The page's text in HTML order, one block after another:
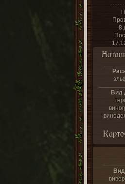
8
Вид